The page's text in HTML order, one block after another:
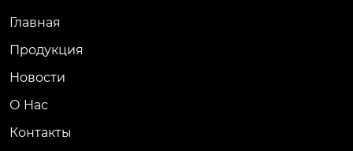
Главная
Продукция
Новости
О Hас
Контакты